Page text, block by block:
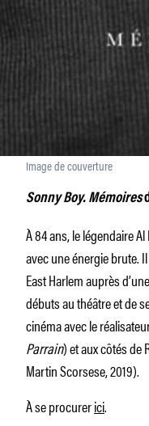
Image de couverture
Sonny Boy. Mémoires
À 84 ans, le légendaire
avec une énergie brute.
East Harlem auprès
débuts au théâtre et de
cinéma avec le
Parrain) et aux côtés de
Martin Scorsese, 2019).
À se procurerici.